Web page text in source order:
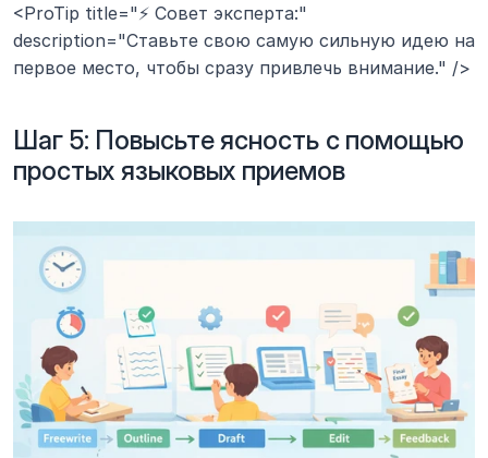
<ProTip title="⚡ Совет эксперта:"
description="Ставьте свою самую сильную идею на
первое место, чтобы сразу привлечь внимание." />
Шаг 5: Повысьте ясность с помощью
простых языковых приемов